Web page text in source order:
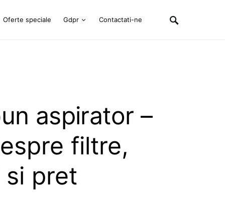
Oferte speciale Gdpr Contactati-ne
aspirator –
filtre,
pret